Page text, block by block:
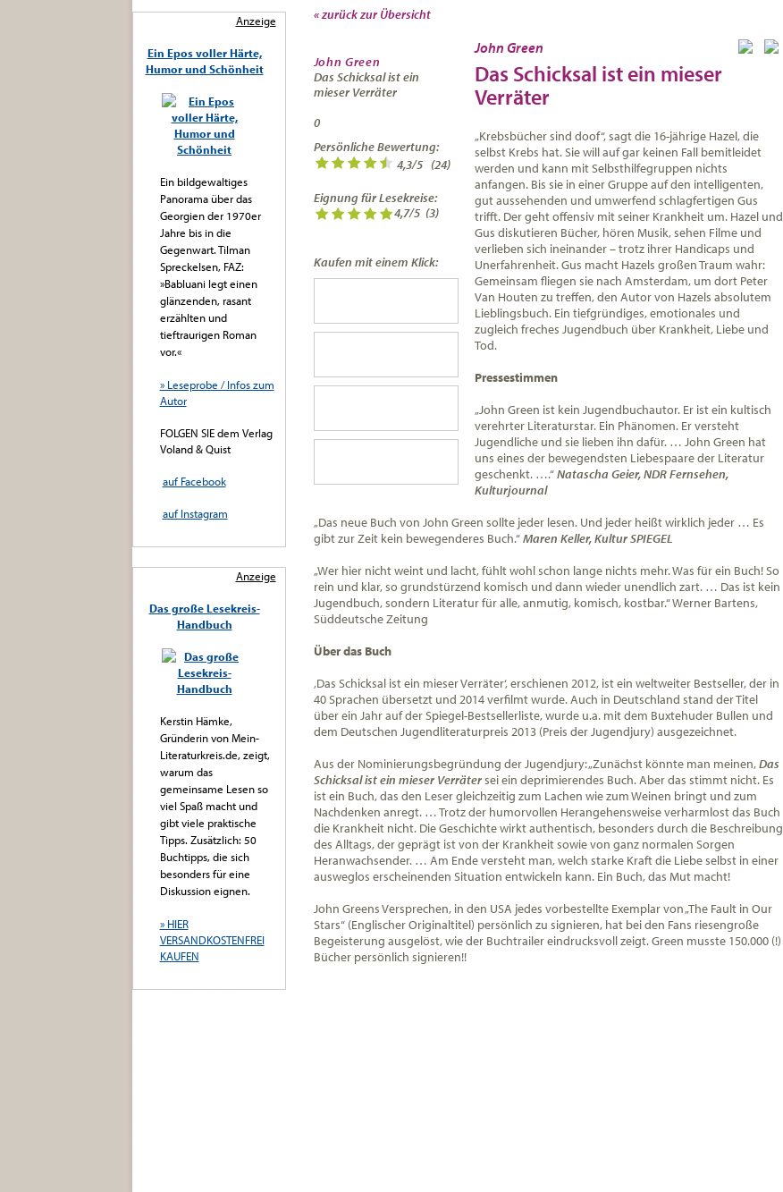
« zurück zur Übersicht
John Green
Das Schicksal ist ein
mieser Verräter
0
Persönliche Bewertung:
4,3/5 (24)
Eignung für Lesekreise:
4,7/5 (3)
Kaufen mit einem Klick:
John Green
Das Schicksal ist ein mieser
Verräter
„Krebsbücher sind doof“, sagt die 16-jährige Hazel, die
selbst Krebs hat. Sie will auf gar keinen Fall bemitleidet
werden und kann mit Selbsthilfegruppen nichts
anfangen. Bis sie in einer Gruppe auf den intelligenten,
gut aussehenden und umwerfend schlagfertigen Gus
trifft. Der geht offensiv mit seiner Krankheit um. Hazel und
Gus diskutieren Bücher, hören Musik, sehen Filme und
verlieben sich ineinander – trotz ihrer Handicaps und
Unerfahrenheit. Gus macht Hazels großen Traum wahr:
Gemeinsam fliegen sie nach Amsterdam, um dort Peter
Van Houten zu treffen, den Autor von Hazels absolutem
Lieblingsbuch. Ein tiefgründiges, emotionales und
zugleich freches Jugendbuch über Krankheit, Liebe und
Tod.
Pressestimmen
„John Green ist kein Jugendbuchautor. Er ist ein kultisch
verehrter Literaturstar. Ein Phänomen. Er versteht
Jugendliche und sie lieben ihn dafür. … John Green hat
uns eines der bewegendsten Liebespaare der Literatur
geschenkt. ….“Natascha Geier, NDR Fernsehen,
Kulturjournal
„Das neue Buch von John Green sollte jeder lesen. Und jeder heißt wirklich jeder … Es
gibt zur Zeit kein bewegenderes Buch.“Maren Keller, Kultur SPIEGEL
„Wer hier nicht weint und lacht, fühlt wohl schon lange nichts mehr. Was für ein Buch! So
rein und klar, so grundstürzend komisch und dann wieder unendlich zart. … Das ist kein
Jugendbuch, sondern Literatur für alle, anmutig, komisch, kostbar.“ Werner Bartens,
Süddeutsche Zeitung
Über das Buch
‚Das Schicksal ist ein mieser Verräter‘, erschienen 2012, ist ein weltweiter Bestseller, der in
40 Sprachen übersetzt und 2014 verfilmt wurde. Auch in Deutschland stand der Titel
über ein Jahr auf der Spiegel-Bestsellerliste, wurde u.a. mit dem Buxtehuder Bullen und
dem Deutschen Jugendliteraturpreis 2013 (Preis der Jugendjury) ausgezeichnet.
Aus der Nominierungsbegründung der Jugendjury: „Zunächst könnte man meinen,Das
Schicksal ist ein mieser Verrätersei ein deprimierendes Buch. Aber das stimmt nicht. Es
ist ein Buch, das den Leser gleichzeitig zum Lachen wie zum Weinen bringt und zum
Nachdenken anregt. … Trotz der humorvollen Herangehensweise verharmlost das Buch
die Krankheit nicht. Die Geschichte wirkt authentisch, besonders durch die Beschreibung
des Alltags, der geprägt ist von der Krankheit sowie von ganz normalen Sorgen
Heranwachsender. … Am Ende versteht man, welch starke Kraft die Liebe selbst in einer
ausweglos erscheinenden Situation entwickeln kann. Ein Buch, das Mut macht!
John Greens Versprechen, in den USA jedes vorbestellte Exemplar von „The Fault in Our
Stars“ (Englischer Originaltitel) persönlich zu signieren, hat bei den Fans riesengroße
Begeisterung ausgelöst, wie der Buchtrailer eindrucksvoll zeigt. Green musste 150.000 (!)
Bücher persönlich signieren!!
Anzeige
Ein Epos voller Härte,
Humor und Schönheit
Ein bildgewaltiges
Panorama über das
Georgien der 1970er
Jahre bis in die
Gegenwart. Tilman
Spreckelsen, FAZ:
»Babluani legt einen
glänzenden, rasant
erzählten und
tieftraurigen Roman
vor.«
» Leseprobe / Infos zum
Autor
FOLGEN SIE dem Verlag
Voland & Quist
auf Facebook
auf Instagram
Anzeige
Das große Lesekreis-
Handbuch
Kerstin Hämke,
Gründerin von Mein-
Literaturkreis.de, zeigt,
warum das
gemeinsame Lesen so
viel Spaß macht und
gibt viele praktische
Tipps. Zusätzlich: 50
Buchtipps, die sich
besonders für eine
Diskussion eignen.
» HIER
VERSANDKOSTENFREI
KAUFEN